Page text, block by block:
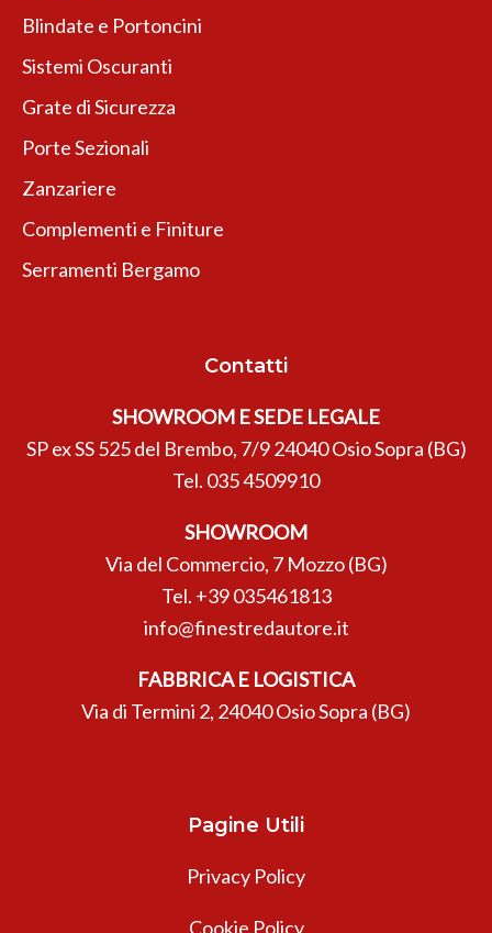
Blindate e Portoncini
Sistemi Oscuranti
Grate di Sicurezza
Porte Sezionali
Zanzariere
Complementi e Finiture
Serramenti Bergamo
Contatti
SHOWROOM E SEDE LEGALE
SP ex SS 525 del Brembo, 7/9 24040 Osio Sopra (BG)
Tel. 035 4509910
SHOWROOM
Via del Commercio, 7 Mozzo (BG)
Tel. +39 035461813
info@finestredautore.it
FABBRICA E LOGISTICA
Via di Termini 2, 24040 Osio Sopra (BG)
Pagine Utili
Privacy Policy
Cookie Policy